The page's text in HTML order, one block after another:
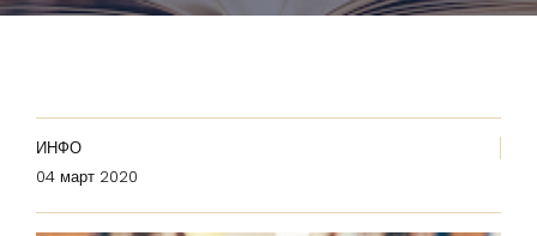
ИНФО
04 март 2020